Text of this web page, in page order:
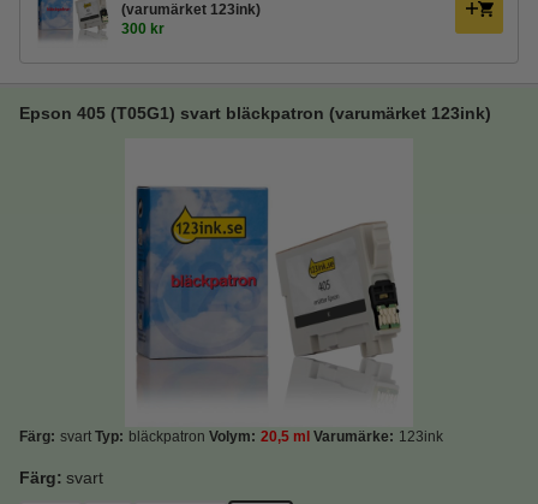
(varumärket 123ink)
300 kr
Epson 405 (T05G1) svart bläckpatron (varumärket 123ink)
Färg: svart Typ: bläckpatron Volym: 20,5 ml Varumärke: 123ink
Färg: svart